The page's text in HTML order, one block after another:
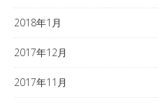
2018年1月
2017年12月
2017年11月